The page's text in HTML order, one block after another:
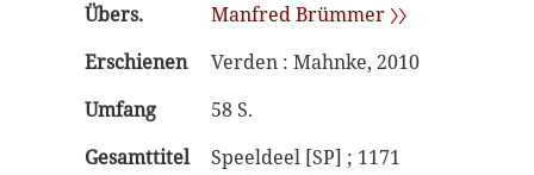
Übers.
Manfred Brümmer 〉〉
Erschienen
Verden : Mahnke, 2010
Umfang
58 S.
Gesamttitel
Speeldeel [SP] ; 1171